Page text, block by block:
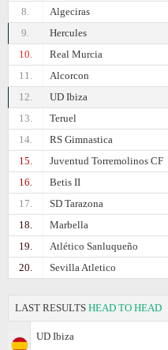
8.
Algeciras
9.
Hercules
10.
Real Murcia
11.
Alcorcon
12.
UD Ibiza
13.
Teruel
14.
RS Gimnastica
15.
Juventud Torremolinos CF
16.
Betis II
17.
SD Tarazona
18.
Marbella
19.
Atlético Sanluqueño
20.
Sevilla Atletico
LAST RESULTS HEAD TO HEAD
UD Ibiza